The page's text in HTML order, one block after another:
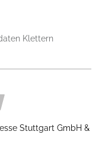
Klettern
Stuttgart GmbH &